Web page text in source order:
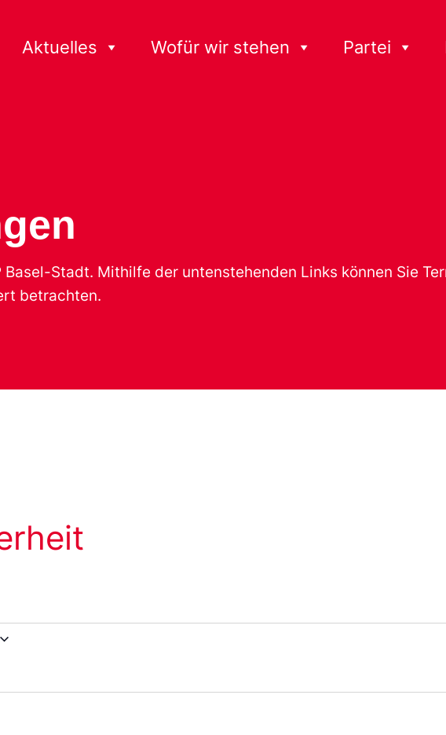
Aktuelles Wofür wir stehen Partei
Basel-Stadt. Mithilfe der untenstehenden Links können Sie
betrachten.